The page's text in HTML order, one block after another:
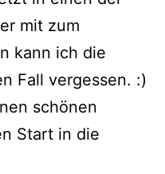
mit zum
kann ich die
Fall vergessen. :)
schönen
Start in die